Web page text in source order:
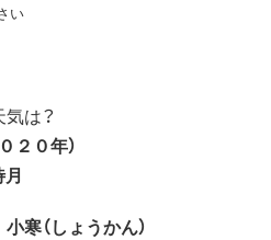
い
は？
２０年）
小寒（しょうかん）